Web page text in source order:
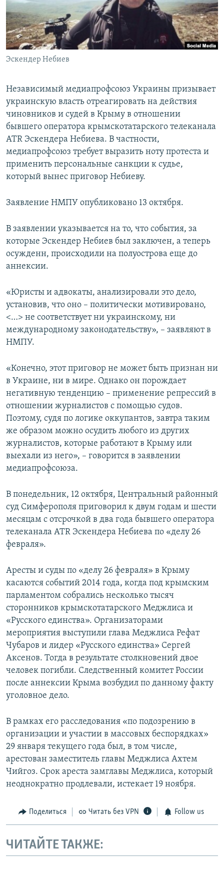
ПОБЕДИТЕЛЕЙ НЕ СУДЯТ?
КРЫМ.НЕПОКОРЕННЫЙ
ELIFBE
УКРАИНСКАЯ ПРОБЛЕМА КРЫМА
ПРИСОЕДИНЯЙТЕСЬ!
Эскендер Небиев
Независимый медиапрофсоюз Украины призывает
украинскую власть отреагировать на действия
чиновников и судей в Крыму в отношении
бывшего оператора крымскотатарского телеканала
ATR Эскендера Небиева. В частности,
медиапрофсоюз требует выразить ноту протеста и
применить персональные санкции к судье,
который вынес приговор Небиеву.
Заявление НМПУ опубликовано 13 октября.
В заявлении указывается на то, что события, за
которые Эскендер Небиев был заключен, а теперь
осужденн, происходили на полуострова еще до
аннексии.
«Юристы и адвокаты, анализировали это дело,
установив, что оно – политически мотивировано,
<…> не соответствует ни украинскому, ни
международному законодательству», – заявляют в
НМПУ.
«Конечно, этот приговор не может быть признан ни
в Украине, ни в мире. Однако он порождает
негативную тенденцию – применение репрессий в
отношении журналистов с помощью судов.
Поэтому, судя по логике оккупантов, завтра таким
же образом можно осудить любого из других
журналистов, которые работают в Крыму или
выехали из него», – говорится в заявлении
медиапрофсоюза.
В понедельник, 12 октября, Центральный районный
суд Симферополя приговорил к двум годам и шести
месяцам с отсрочкой в два года бывшего оператора
телеканала ATR Эскендера Небиева по «делу 26
февраля».
Аресты и суды по «делу 26 февраля» в Крыму
касаются событий 2014 года, когда под крымским
парламентом собрались несколько тысяч
сторонников крымскотатарского Меджлиса и
«Русского единства». Организаторами
мероприятия выступили глава Меджлиса Рефат
Чубаров и лидер «Русского единства» Сергей
Аксенов. Тогда в результате столкновений двое
человек погибли. Следственный комитет России
после аннексии Крыма возбудил по данному факту
уголовное дело.
В рамках его расследования «по подозрению в
организации и участии в массовых беспорядках»
29 января текущего года был, в том числе,
арестован заместитель главы Меджлиса Ахтем
Чийгоз. Срок ареста замглавы Меджлиса, который
неоднократно продлевали, истекает 19 ноября.
Поделиться Читать без VPN Follow us
ЧИТАЙТЕ ТАКЖЕ: